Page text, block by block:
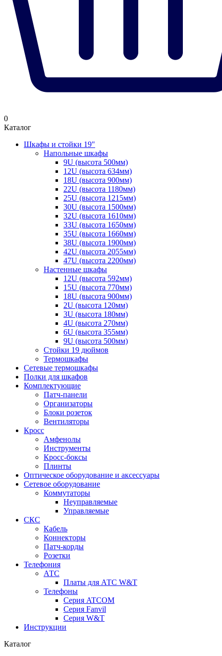
0
Каталог
Шкафы и стойки 19"
Напольные шкафы
9U (высота 500мм)
12U (высота 634мм)
18U (высота 900мм)
22U (высота 1180мм)
25U (высота 1215мм)
30U (высота 1500мм)
32U (высота 1610мм)
33U (высота 1650мм)
35U (высота 1660мм)
38U (высота 1900мм)
42U (высота 2055мм)
47U (высота 2200мм)
Настенные шкафы
12U (высота 592мм)
15U (высота 770мм)
18U (высота 900мм)
2U (высота 120мм)
3U (высота 180мм)
4U (высота 270мм)
6U (высота 355мм)
9U (высота 500мм)
Стойки 19 дюймов
Термошкафы
Сетевые термошкафы
Полки для шкафов
Комплектующие
Патч-панели
Организаторы
Блоки розеток
Вентиляторы
Кросс
Амфенолы
Инструменты
Кросс-боксы
Плинты
Оптическое оборудование и аксессуары
Сетевое оборудование
Коммутаторы
Неуправляемые
Управляемые
СКС
Кабель
Коннекторы
Патч-корды
Розетки
Телефония
АТС
Платы для АТС W&T
Телефоны
Серия ATCOM
Серия Fanvil
Серия W&T
Инструкции
Каталог